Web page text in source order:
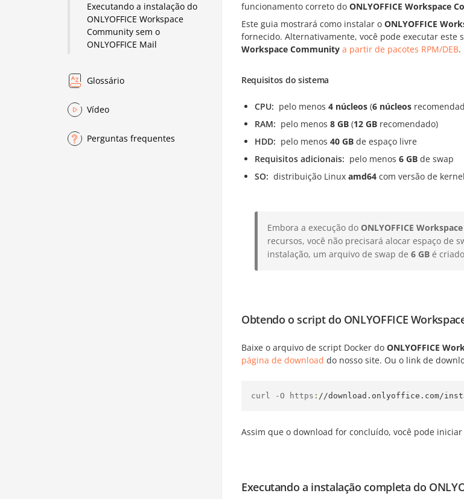
Executando a instalação do
ONLYOFFICE Workspace
Community sem o
ONLYOFFICE Mail
Glossário
Vídeo
Perguntas frequentes
funcionamento correto do ONLYOFFICE Workspace
Este guia mostrará como instalar o ONLYOFFICE
fornecido. Alternativamente, você pode executar
Workspace Community a partir de pacotes RPM/DEB.
Requisitos do sistema
CPU pelo menos 4 núcleos (6 núcleos
RAM
pelo menos 8 GB (12 GB recomendado)
HDD
pelo menos 40 GB de espaço livre
Requisitos adicionais
pelo menos 6 GB de swap
SO
distribuição Linux amd64 com versão de kernel
Embora a execução do ONLYOFFICE
recursos, você não precisará alocar espaço de
instalação, um arquivo de swap de 6 GB é
Obtendo o script do ONLYOFFICE
Baixe o arquivo de script Docker do ONLYOFFICE
página de download do nosso site. Ou o link de
curl -O https : //download.onlyoffice.com/
Assim que o download for concluído, você pode
Executando a instalação completa do